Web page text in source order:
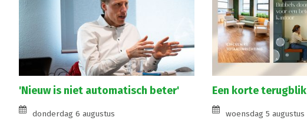
'Nieuw is niet automatisch beter'
donderdag 6 augustus
Een korte terugblik
woensdag 5 augustus